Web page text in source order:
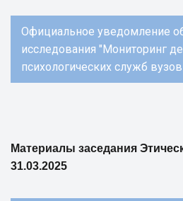
Официальное уведомление
исследования "Мониторинг
психологических служб
Материалы заседания
31.03.2025